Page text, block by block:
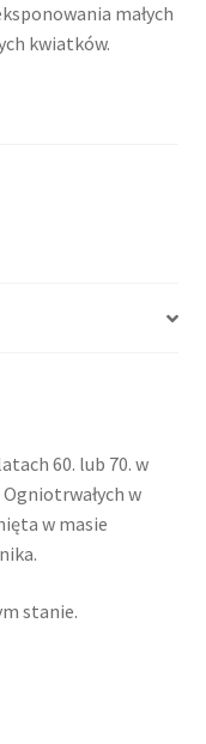
małych
kwiatków.
60. lub 70. w
w
w masie
stanie.